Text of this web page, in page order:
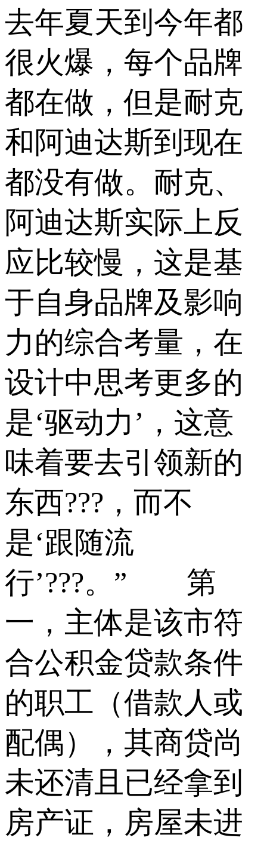
去年夏天到今年都
很火爆，每个品牌
都在做，但是耐克
和阿迪达斯到现在
都没有做。耐克、
阿迪达斯实际上反
应比较慢，这是基
于自身品牌及影响
力的综合考量，在
设计中思考更多的
是‘驱动力’，这意
味着要去引领新的
东西???，而不
是‘跟随流
行’???。” 第
一，主体是该市符
合公积金贷款条件
的职工（借款人或
配偶），其商贷尚
未还清且已经拿到
房产证，房屋未进